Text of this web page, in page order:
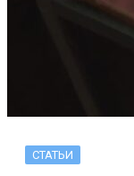
СТАТЬИ